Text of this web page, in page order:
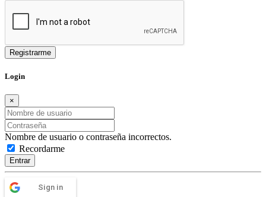
Login
×
Nombre de usuario o contraseña incorrectos.
Recordarme
Entrar
Sign in